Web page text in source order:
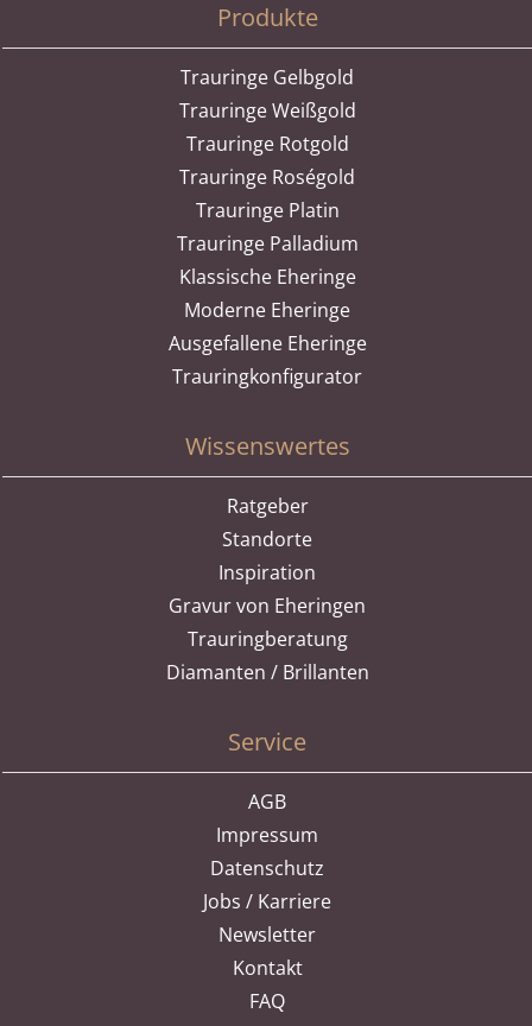
Produkte
Trauringe Gelbgold
Trauringe Weißgold
Trauringe Rotgold
Trauringe Roségold
Trauringe Platin
Trauringe Palladium
Klassische Eheringe
Moderne Eheringe
Ausgefallene Eheringe
Trauringkonfigurator
Wissenswertes
Ratgeber
Standorte
Inspiration
Gravur von Eheringen
Trauringberatung
Diamanten / Brillanten
Service
AGB
Impressum
Datenschutz
Jobs / Karriere
Newsletter
Kontakt
FAQ